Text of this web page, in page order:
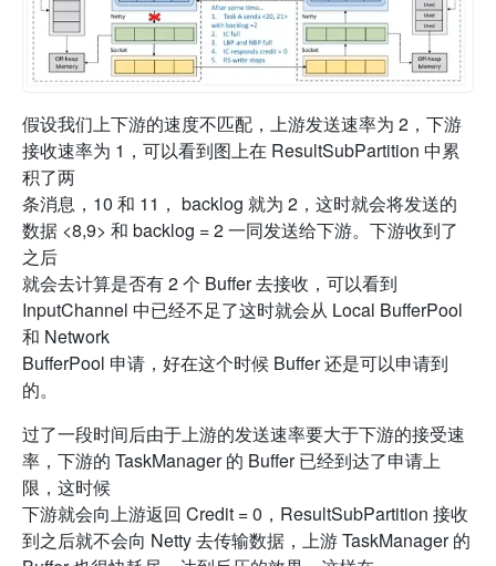
假设我们上下游的速度不匹配，上游发送速率为 2，下游
接收速率为 1，可以看到图上在 ResultSubPartition 中累
积了两
条消息，10 和 11， backlog 就为 2，这时就会将发送的
数据 <8,9> 和 backlog = 2 一同发送给下游。下游收到了
之后
就会去计算是否有 2 个 Buffer 去接收，可以看到
InputChannel 中已经不足了这时就会从 Local BufferPool
和 Network
BufferPool 申请，好在这个时候 Buffer 还是可以申请到
的。
过了一段时间后由于上游的发送速率要大于下游的接受速
率，下游的 TaskManager 的 Buffer 已经到达了申请上
限，这时候
下游就会向上游返回 Credit = 0，ResultSubPartition 接收
到之后就不会向 Netty 去传输数据，上游 TaskManager 的